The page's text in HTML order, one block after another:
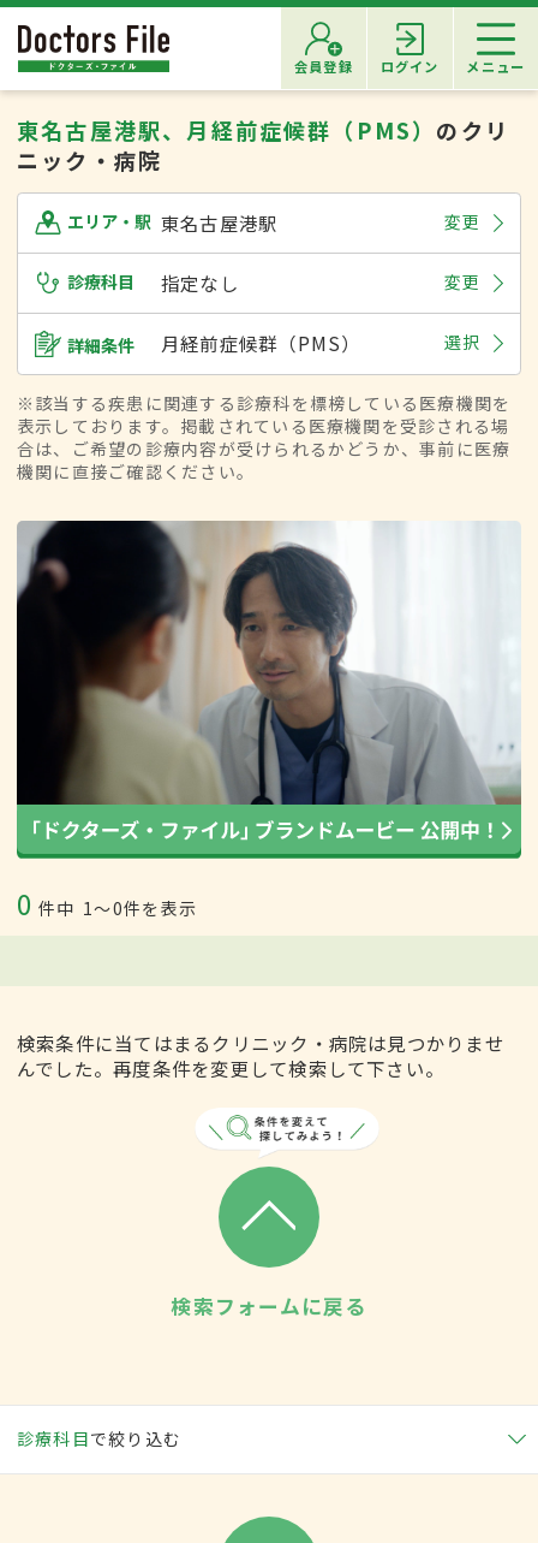
会員登録 ログイン メニュー
東名古屋港駅、月経前症候群（PMS） のクリ
ニック・病院
エリア・駅 東名古屋港駅 変更
診療科目 指定なし 変更
詳細条件 月経前症候群（PMS） 選択
※該当する疾患に関連する診療科を標榜している医療機関を
表示しております。掲載されている医療機関を受診される場
合は、ご希望の診療内容が受けられるかどうか、事前に医療
機関に直接ご確認ください。
0 件中 1〜0件を表示
検索条件に当てはまるクリニック・病院は見つかりませ
んでした。再度条件を変更して検索して下さい。
検索フォームに戻る
診療科目で絞り込む